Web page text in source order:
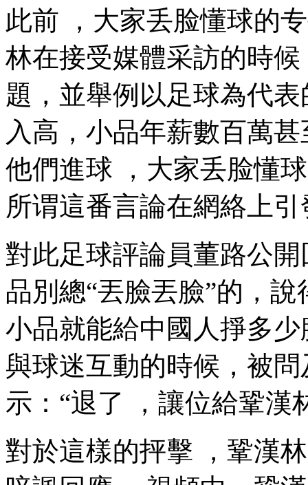
此前 ，大家丢脸懂球的
林在接受媒體采訪的時候 
題，並舉例以足球為代
入高，小品年薪數百萬
他們進球 ，大家丢脸懂
所谓這番言論在網絡上引
對此足球評論員董路公開回
品別總“丟臉丟臉”的，
小品就能給中國人掙多少
與球迷互動的時候 ，被
示：“退了 ，讓位給鞏漢
對於這樣的抨擊 ，鞏